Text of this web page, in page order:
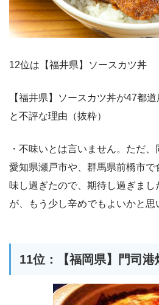
12位は【福井県】ソースカツ丼
【福井県】ソースカツ丼が47都
と不評な理由（抜粋）
・不味いとは言いません。ただ、
愛知県瀬戸市や、群馬県前橋市
味し過ぎたので、期待し過ぎま
が、もう少し辛めでもよいかと思
11位：【福岡県】門司港